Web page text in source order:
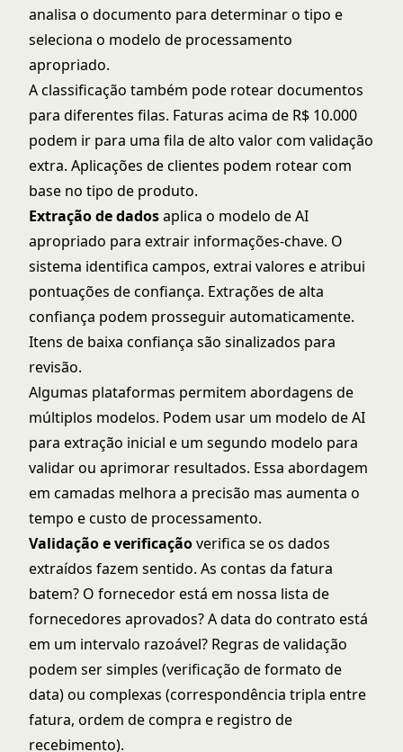
analisa o documento para determinar o tipo e
seleciona o modelo de processamento
apropriado.
A classificação também pode rotear documentos
para diferentes filas. Faturas acima de R$ 10.000
podem ir para uma fila de alto valor com validação
extra. Aplicações de clientes podem rotear com
base no tipo de produto.
Extração de dadosaplica o modelo de AI
apropriado para extrair informações-chave. O
sistema identifica campos, extrai valores e atribui
pontuações de confiança. Extrações de alta
confiança podem prosseguir automaticamente.
Itens de baixa confiança são sinalizados para
revisão.
Algumas plataformas permitem abordagens de
múltiplos modelos. Podem usar um modelo de AI
para extração inicial e um segundo modelo para
validar ou aprimorar resultados. Essa abordagem
em camadas melhora a precisão mas aumenta o
tempo e custo de processamento.
Validação e verificaçãoverifica se os dados
extraídos fazem sentido. As contas da fatura
batem? O fornecedor está em nossa lista de
fornecedores aprovados? A data do contrato está
em um intervalo razoável? Regras de validação
podem ser simples (verificação de formato de
data) ou complexas (correspondência tripla entre
fatura, ordem de compra e registro de
recebimento).